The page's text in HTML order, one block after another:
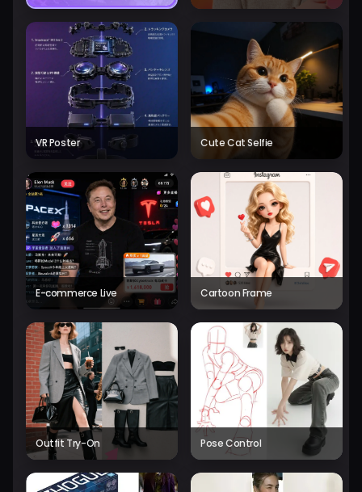
VR Poster Cute Cat Selfie
E-commerce Live Cartoon Frame
Outfit Try-On Pose Control